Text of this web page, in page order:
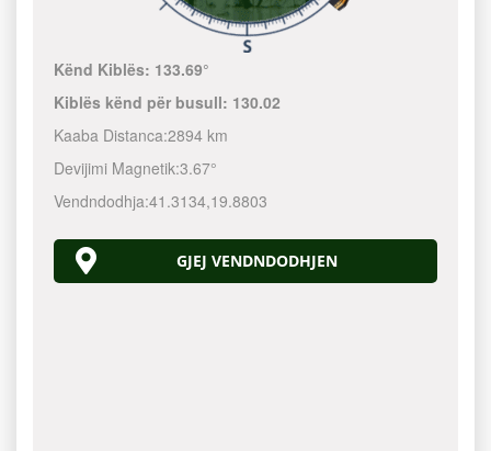
Kënd Kiblës: 133.69°
Kiblës kënd për busull: 130.02
Kaaba Distanca:2894 km
Devijimi Magnetik:3.67°
Vendndodhja:41.3134,19.8803
GJEJ VENDNDODHJEN